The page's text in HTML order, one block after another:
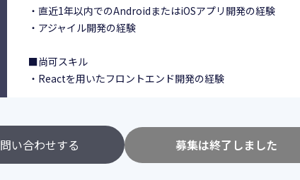
・直近1年以内でのAndroidまたはiOSアプリ開発の経験
・アジャイル開発の経験
■尚可スキル
・Reactを用いたフロントエンド開発の経験
問い合わせする 募集は終了しました